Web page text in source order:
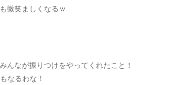
微笑ましくなるｗ
んなが振りつけをやってくれたこと！
なるわな！